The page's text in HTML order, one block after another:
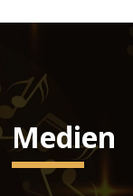
Medien